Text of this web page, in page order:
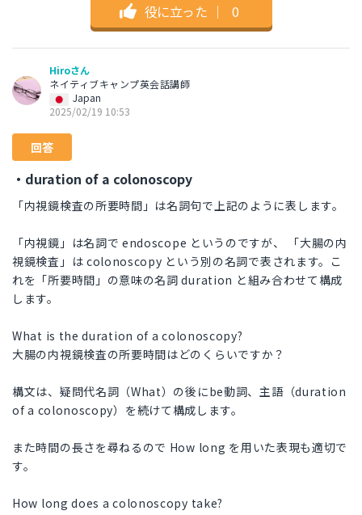
役に立った ｜ 0
Hiroさん
ネイティブキャンプ英会話講師
Japan
2025/02/19 10:53
回答
・duration of a colonoscopy
「内視鏡検査の所要時間」は名詞句で上記のように表します。
「内視鏡」は名詞で endoscope というのですが、 「大腸の内
視鏡検査」は colonoscopy という別の名詞で表されます。こ
れを「所要時間」の意味の名詞 duration と組み合わせて構成
します。
What is the duration of a colonoscopy?
大腸の内視鏡検査の所要時間はどのくらいですか？
構文は、疑問代名詞（What）の後にbe動詞、主語（duration
of a colonoscopy）を続けて構成します。
また時間の長さを尋ねるので How long を用いた表現も適切で
す。
How long does a colonoscopy take?